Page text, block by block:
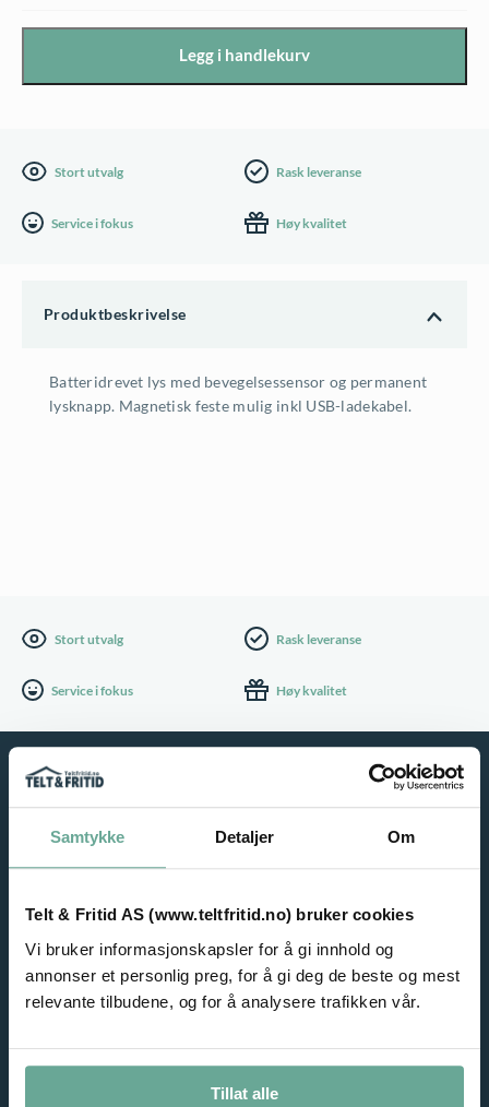
Samtykke Detaljer Om
Telt & Fritid AS (www.teltfritid.no) bruker cookies
Vi bruker informasjonskapsler for å gi innhold og
annonser et personlig preg, for å gi deg de beste og mest
relevante tilbudene, og for å analysere trafikken vår.
Tillat alle
Legg i handlekurv
Stort utvalg Rask leveranse
Service i fokus Høy kvalitet
Produktbeskrivelse
Batteridrevet lys med bevegelsessensor og permanent
lysknapp. Magnetisk feste mulig inkl USB-ladekabel.
Stort utvalg Rask leveranse
Service i fokus Høy kvalitet
NYHETSBREV
Meld deg på vårt nyhetsbrev og motta gode tilbud på e-post!